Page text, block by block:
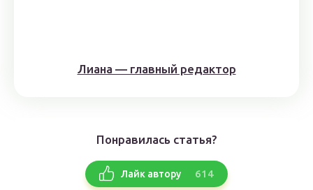
Лиана — главный редактор
Понравилась статья?
Лайк автору 614